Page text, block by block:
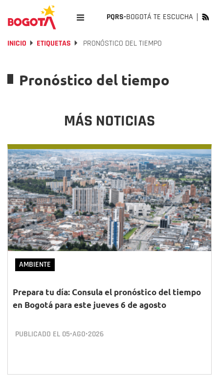
PQRS-BOGOTÁ TE ESCUCHA
INICIO ETIQUETAS PRONÓSTICO DEL TIEMPO
Pronóstico del tiempo
MÁS NOTICIAS
AMBIENTE
Prepara tu día: Consula el pronóstico del tiempo
en Bogotá para este jueves 6 de agosto
PUBLICADO EL 05•AGO•2026